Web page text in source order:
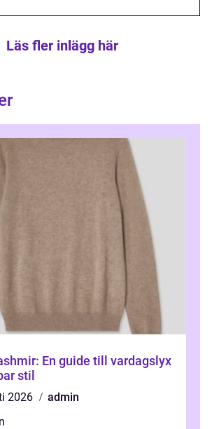
Läs fler inlägg här
En guide till vardagslyx
stil
2026
admin